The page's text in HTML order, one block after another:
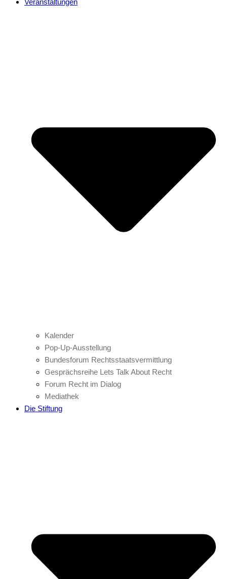
Veranstaltungen
Kalender
Pop-Up-Ausstellung
Bundesforum Rechtsstaatsvermittlung
Gesprächsreihe Lets Talk About Recht
Forum Recht im Dialog
Mediathek
Die Stiftung